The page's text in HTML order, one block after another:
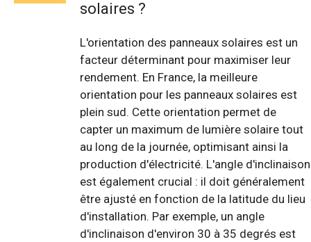
solaires ?
L'orientation des panneaux solaires est un
facteur déterminant pour maximiser leur
rendement. En France, la meilleure
orientation pour les panneaux solaires est
plein sud. Cette orientation permet de
capter un maximum de lumière solaire tout
au long de la journée, optimisant ainsi la
production d'électricité. L'angle d'inclinaison
est également crucial : il doit généralement
être ajusté en fonction de la latitude du lieu
d'installation. Par exemple, un angle
d'inclinaison d'environ 30 à 35 degrés est